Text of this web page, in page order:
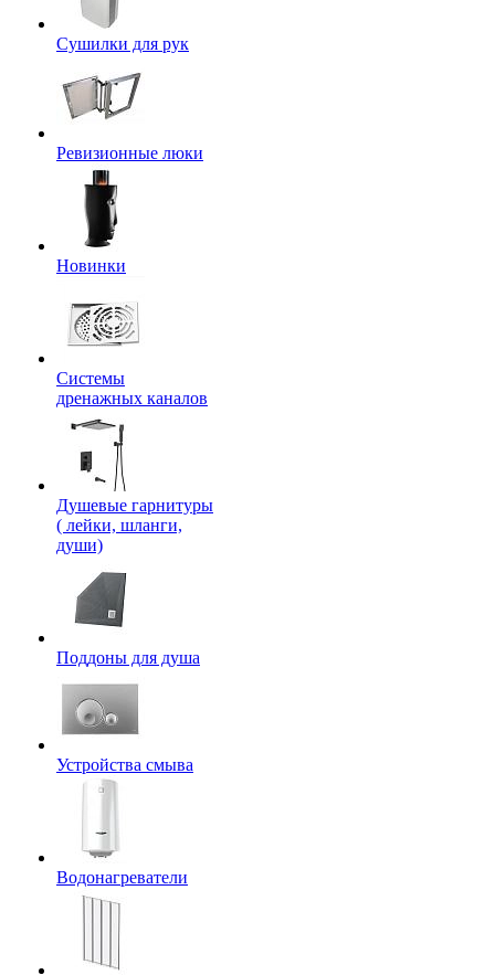
Сушилки для рук
Ревизионные люки
Новинки
Системы
дренажных каналов
Душевые гарнитуры
( лейки, шланги,
души)
Поддоны для душа
Устройства смыва
Водонагреватели